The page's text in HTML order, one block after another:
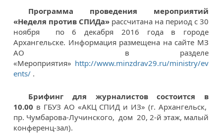
Программа проведения мероприятий
«Неделя против СПИДа» рассчитана на период с 30
ноября по 6 декабря 2016 года в городе
Архангельске. Информация размещена на сайте МЗ
АО в разделе
«Мероприятия» http://www.minzdrav29.ru/ministry/ev
ents/ .
Брифинг для журналистов состоится в
10.00 в ГБУЗ АО «АКЦ СПИД и ИЗ» (г. Архангельск,
пр. Чумбарова-Лучинского, дом 20, 2-й этаж, малый
конференц-зал).